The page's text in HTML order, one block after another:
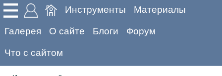
Инструменты Материалы
Галерея О сайте Блоги Форум
Что с сайтом